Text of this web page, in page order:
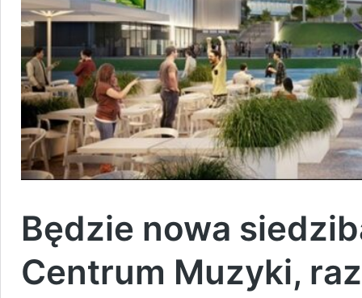
Będzie nowa
Centrum Muzyki,